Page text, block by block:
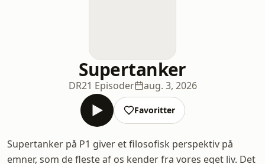
Supertanker
DR21 Episoder aug. 3, 2026
Favoritter
Supertanker på P1 giver et filosofisk perspektiv på
emner, som de fleste af os kender fra vores eget liv. Det